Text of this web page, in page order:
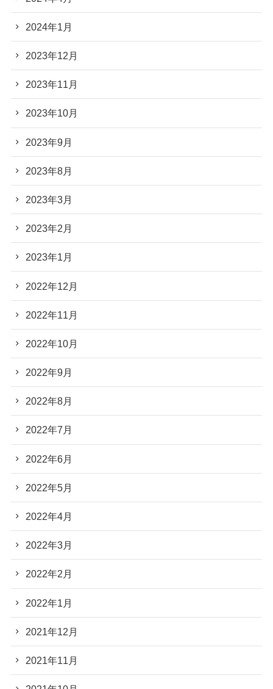
2024年1月
2023年12月
2023年11月
2023年10月
2023年9月
2023年8月
2023年3月
2023年2月
2023年1月
2022年12月
2022年11月
2022年10月
2022年9月
2022年8月
2022年7月
2022年6月
2022年5月
2022年4月
2022年3月
2022年2月
2022年1月
2021年12月
2021年11月